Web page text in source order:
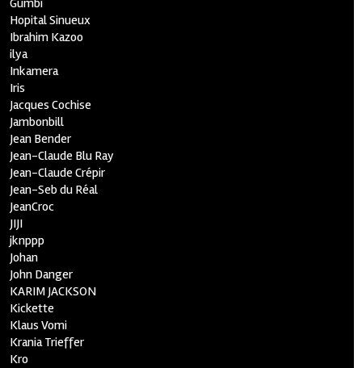
Gumbi
Hopital Sinueux
Ibrahim Kazoo
ilya
Inkamera
Iris
Jacques Cochise
Jambonbill
Jean Bender
Jean-Claude Blu Ray
Jean-Claude Crépir
Jean-Seb du Réal
JeanCroc
JIJI
jknppp
Johan
John Danger
KARIM JACKSON
Kickette
Klaus Vomi
Krania Trieffer
Kro